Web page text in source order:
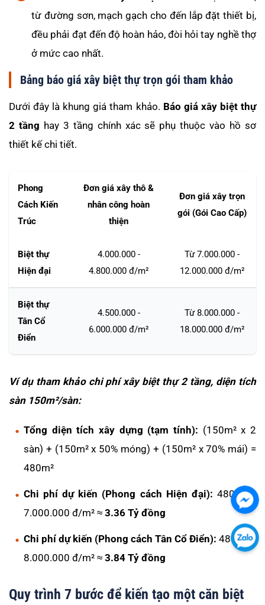
từ đường sơn, mạch gạch cho đến lắp đặt thiết bị,
đều phải đạt đến độ hoàn hảo, đòi hỏi tay nghề thợ
ở mức cao nhất.
Bảng báo giá xây biệt thự trọn gói tham khảo
Dưới đây là khung giá tham khảo. Báo giá xây biệt thự
2 tầng hay 3 tầng chính xác sẽ phụ thuộc vào hồ sơ
thiết kế chi tiết.
Phong
Cách Kiến
Trúc
Đơn giá xây thô &
nhân công hoàn
thiện
Đơn giá xây trọn
gói (Gói Cao Cấp)
Biệt thự
Hiện đại
4.000.000 -
4.800.000 đ/m²
Từ 7.000.000 -
12.000.000 đ/m²
Biệt thự
Tân Cổ
Điển
4.500.000 -
6.000.000 đ/m²
Từ 8.000.000 -
18.000.000 đ/m²
Ví dụ tham khảo chi phí xây biệt thự 2 tầng, diện tích
sàn 150m²/sàn:
Tổng diện tích xây dựng (tạm tính): (150m² x 2
sàn) + (150m² x 50% móng) + (150m² x 70% mái) =
480m²
Chi phí dự kiến (Phong cách Hiện đại): 480m² x
7.000.000 đ/m² ≈ 3.36 Tỷ đồng
Chi phí dự kiến (Phong cách Tân Cổ Điển): 480m² x
8.000.000 đ/m² ≈ 3.84 Tỷ đồng
Quy trình 7 bước để kiến tạo một căn biệt
Chát
với
tôi
Chát